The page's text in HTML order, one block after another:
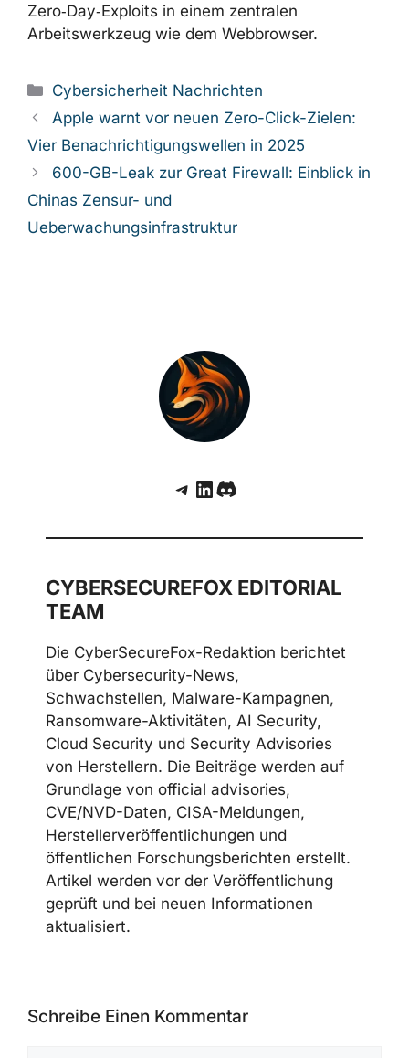
Zero‑Day‑Exploits in einem zentralen
Arbeitswerkzeug wie dem Webbrowser.
Kategorien
Cybersicherheit Nachrichten
Apple warnt vor neuen Zero-Click-Zielen:
Vier Benachrichtigungswellen in 2025
600-GB-Leak zur Great Firewall: Einblick in
Chinas Zensur- und
Ueberwachungsinfrastruktur
Telegram
LinkedIn
Discord
CYBERSECUREFOX EDITORIAL
TEAM
Die CyberSecureFox-Redaktion berichtet
über Cybersecurity-News,
Schwachstellen, Malware-Kampagnen,
Ransomware-Aktivitäten, AI Security,
Cloud Security und Security Advisories
von Herstellern. Die Beiträge werden auf
Grundlage von official advisories,
CVE/NVD-Daten, CISA-Meldungen,
Herstellerveröffentlichungen und
öffentlichen Forschungsberichten erstellt.
Artikel werden vor der Veröffentlichung
geprüft und bei neuen Informationen
aktualisiert.
Schreibe Einen Kommentar